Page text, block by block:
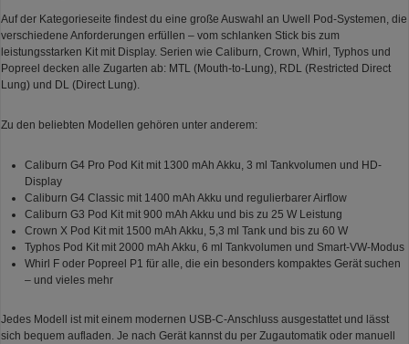
Auf der Kategorieseite findest du eine große Auswahl an Uwell Pod-Systemen, die
verschiedene Anforderungen erfüllen – vom schlanken Stick bis zum
leistungsstarken Kit mit Display. Serien wie Caliburn, Crown, Whirl, Typhos und
Popreel decken alle Zugarten ab: MTL (Mouth-to-Lung), RDL (Restricted Direct
Lung) und DL (Direct Lung).
Zu den beliebten Modellen gehören unter anderem:
Caliburn G4 Pro Pod Kit mit 1300 mAh Akku, 3 ml Tankvolumen und HD-
Display
Caliburn G4 Classic mit 1400 mAh Akku und regulierbarer Airflow
Caliburn G3 Pod Kit mit 900 mAh Akku und bis zu 25 W Leistung
Crown X Pod Kit mit 1500 mAh Akku, 5,3 ml Tank und bis zu 60 W
Typhos Pod Kit mit 2000 mAh Akku, 6 ml Tankvolumen und Smart-VW-Modus
Whirl F oder Popreel P1 für alle, die ein besonders kompaktes Gerät suchen
– und vieles mehr
Jedes Modell ist mit einem modernen USB-C-Anschluss ausgestattet und lässt
sich bequem aufladen. Je nach Gerät kannst du per Zugautomatik oder manuell